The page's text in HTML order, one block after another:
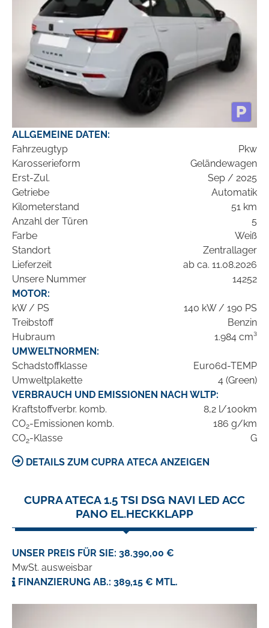
ALLGEMEINE DATEN:
Fahrzeugtyp
Pkw
Karosserieform
Geländewagen
Erst-Zul.
Sep / 2025
Getriebe
Automatik
Kilometerstand
51 km
Anzahl der Türen
5
Farbe
Weiß
Standort
Zentrallager
Lieferzeit
ab ca. 11.08.2026
Unsere Nummer
14252
MOTOR:
kW / PS
140 kW / 190 PS
Treibstoff
Benzin
Hubraum
1.984 cm³
UMWELTNORMEN:
Schadstoffklasse
Euro6d-TEMP
Umweltplakette
4 (Green)
VERBRAUCH UND EMISSIONEN NACH WLTP:
Kraftstoffverbr. komb.
8,2 l/100km
CO2-Emissionen komb.
186 g/km
CO2-Klasse G
DETAILS ZUM CUPRA ATECA ANZEIGEN
CUPRA ATECA 1.5 TSI DSG NAVI LED ACC
PANO EL.HECKKLAPP
UNSER PREIS FÜR SIE: 38.390,00 €
MwSt. ausweisbar
FINANZIERUNG AB.: 389,15 € MTL.